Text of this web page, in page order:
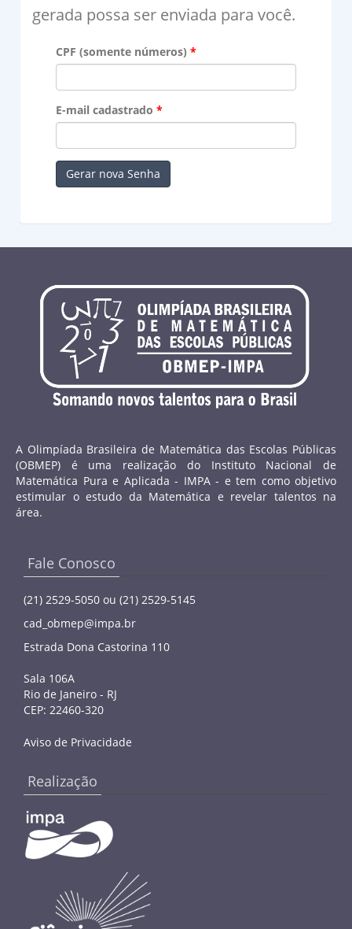
gerada possa ser enviada para você.
CPF (somente números)
E-mail cadastrado
Gerar nova Senha
A Olimpíada Brasileira de Matemática das Escolas Públicas
(OBMEP) é uma realização do Instituto Nacional de
Matemática Pura e Aplicada - IMPA - e tem como objetivo
estimular o estudo da Matemática e revelar talentos na
área.
Fale Conosco
(21) 2529-5050 ou (21) 2529-5145
cad_obmep@impa.br
Estrada Dona Castorina 110
Sala 106A
Rio de Janeiro - RJ
CEP: 22460-320
Aviso de Privacidade
Realização